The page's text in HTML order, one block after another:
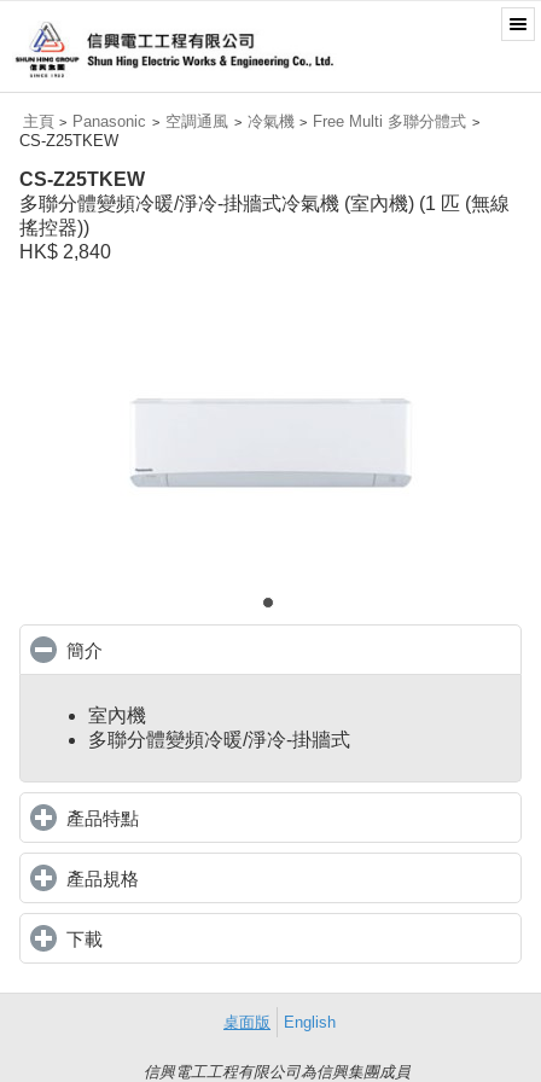
主頁 > Panasonic > 空調通風 > 冷氣機 > Free Multi 多聯分體式 >
CS-Z25TKEW
CS-Z25TKEW
多聯分體變頻冷暖/淨冷-掛牆式冷氣機 (室內機) (1 匹 (無線
搖控器))
HK$ 2,840
簡介
室內機
多聯分體變頻冷暖/淨冷-掛牆式
產品特點click to expand contents
產品規格
下載click to expand contents
桌面版 English
信興電工工程有限公司為信興集團成員